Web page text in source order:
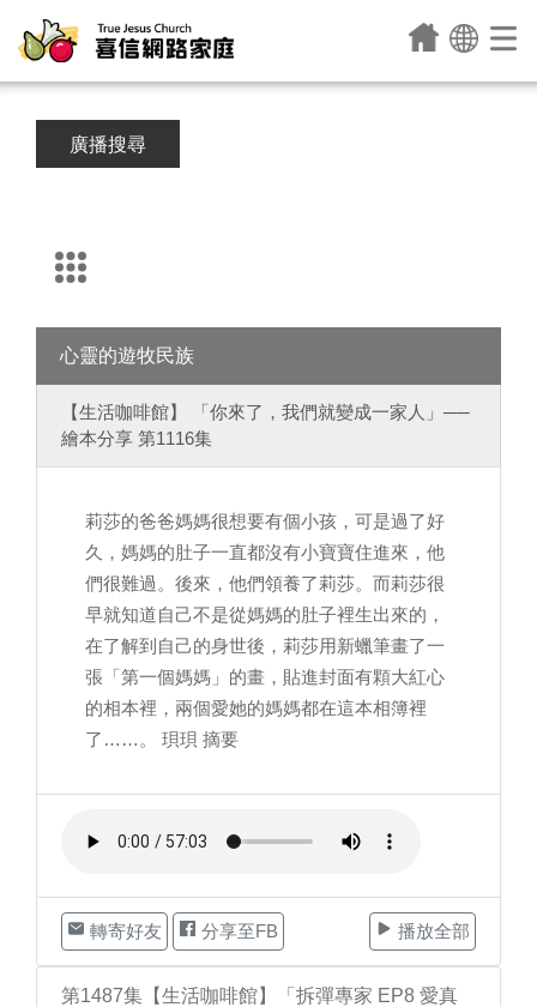
廣播搜尋
心靈的遊牧民族
【生活咖啡館】 「你來了，我們就變成一家人」──
繪本分享 第1116集
莉莎的爸爸媽媽很想要有個小孩，可是過了好
久，媽媽的肚子一直都沒有小寶寶住進來，他
們很難過。後來，他們領養了莉莎。而莉莎很
早就知道自己不是從媽媽的肚子裡生出來的，
在了解到自己的身世後，莉莎用新蠟筆畫了一
張「第一個媽媽」的畫，貼進封面有顆大紅心
的相本裡，兩個愛她的媽媽都在這本相簿裡
了……。 珼珼 摘要
轉寄好友 分享至FB 播放全部
第1487集【生活咖啡館】「拆彈專家 EP8 愛真